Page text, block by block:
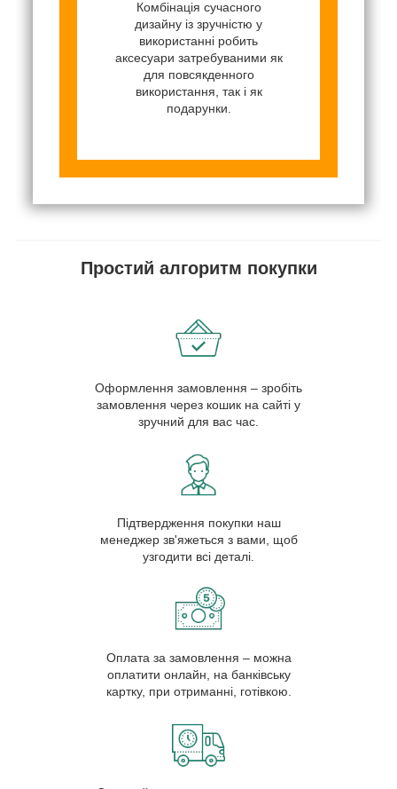
Комбінація сучасного
дизайну із зручністю у
використанні робить
аксесуари затребуваними як
для повсякденного
використання, так і як
подарунки.
Простий алгоритм покупки
Оформлення замовлення – зробіть
замовлення через кошик на сайті у
зручний для вас час.
Підтвердження покупки наш
менеджер зв'яжеться з вами, щоб
узгодити всі деталі.
Оплата за замовлення – можна
оплатити онлайн, на банківську
картку, при отриманні, готівкою.